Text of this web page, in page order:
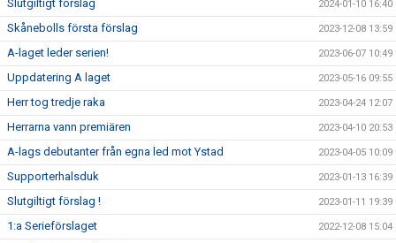
Slutgiltigt förslag 2024-01-10 16:40
Skånebolls första förslag 2023-12-08 13:59
A-laget leder serien! 2023-06-07 10:49
Uppdatering A laget 2023-05-16 09:55
Herr tog tredje raka 2023-04-24 12:07
Herrarna vann premiären 2023-04-10 20:53
A-lags debutanter från egna led mot Ystad 2023-04-05 10:09
Supporterhalsduk 2023-01-13 16:39
Slutgiltigt förslag ! 2023-01-11 19:39
1:a Serieförslaget 2022-12-08 15:04